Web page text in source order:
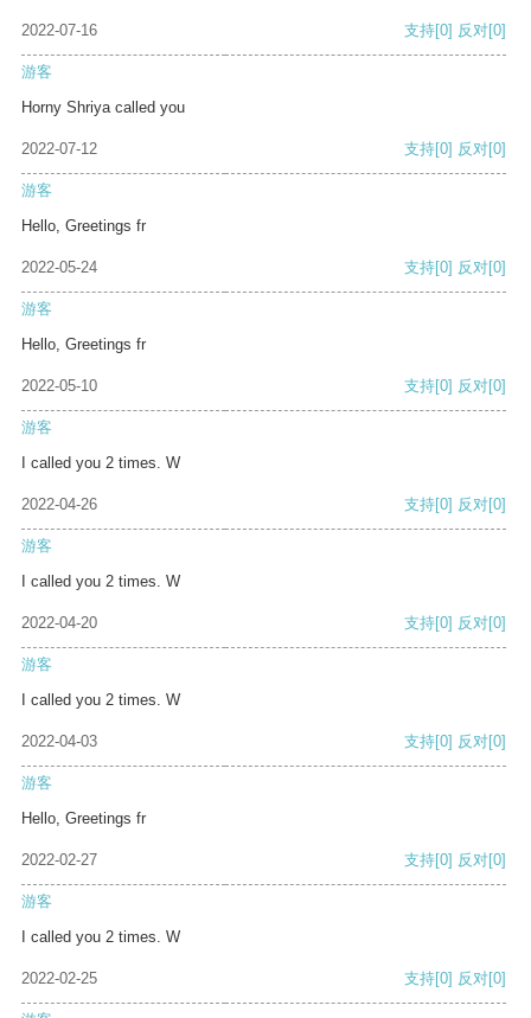
2022-07-16 支持[0] 反对[0]
游客
Horny Shriya called you
2022-07-12 支持[0] 反对[0]
游客
Hello, Greetings fr
2022-05-24 支持[0] 反对[0]
游客
Hello, Greetings fr
2022-05-10 支持[0] 反对[0]
游客
I called you 2 times. W
2022-04-26 支持[0] 反对[0]
游客
I called you 2 times. W
2022-04-20 支持[0] 反对[0]
游客
I called you 2 times. W
2022-04-03 支持[0] 反对[0]
游客
Hello, Greetings fr
2022-02-27 支持[0] 反对[0]
游客
I called you 2 times. W
2022-02-25 支持[0] 反对[0]